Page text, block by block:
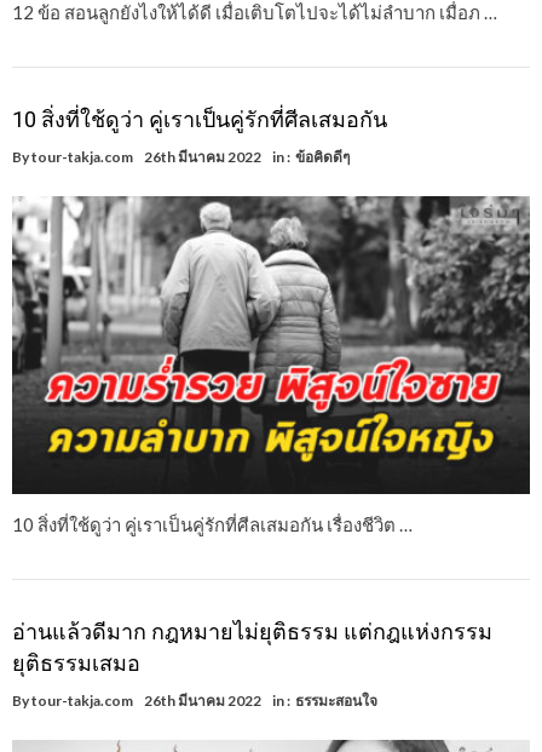
12 ข้อ สอนลูกยังไงให้ได้ดี เมื่อเติบโตไปจะได้ไม่ลำบาก เมื่อภ …
10 สิ่งที่ใช้ดูว่า คู่เราเป็นคู่รักที่ศีลเสมอกัน
Bytour-takja.com 26th มีนาคม 2022 in : ข้อคิดดีๆ
10 สิ่งที่ใช้ดูว่า คู่เราเป็นคู่รักที่ศีลเสมอกัน เรื่องชีวิต …
อ่านแล้วดีมาก กฎหมายไม่ยุติธรรม แต่กฎแห่งกรรม
ยุติธรรมเสมอ
Bytour-takja.com 26th มีนาคม 2022 in : ธรรมะสอนใจ